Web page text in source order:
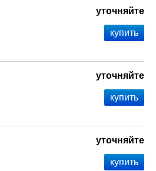
уточняйте
уточняйте
уточняйте